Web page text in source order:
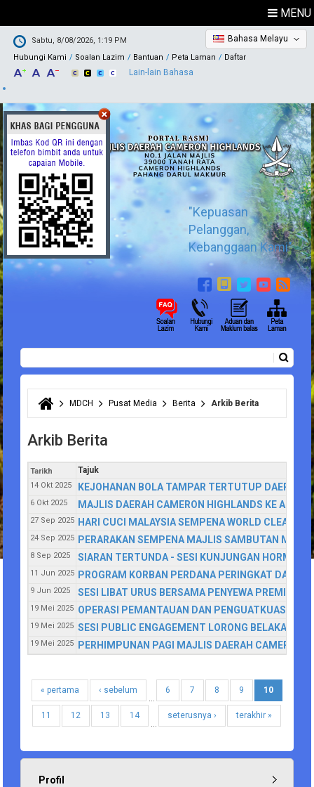
MENU
Sabtu, 8/08/2026, 1:19 PM
Hubungi Kami
Soalan Lazim Bantuan Peta Laman Daftar
Bahasa Melayu
Lain-lain Bahasa
"Kepuasan
Pelanggan,
Kebanggaan Kami"
Borang carian
Anda di sini
MDCH Pusat Media Berita Arkib Berita
Arkib Berita
Tarikh Tajuk
14 Okt 2025 KEJOHANAN BOLA TAMPAR TERTUTUP DAERAH
6 Okt 2025 MAJLIS DAERAH CAMERON HIGHLANDS KE ARAH
27 Sep 2025 HARI CUCI MALAYSIA SEMPENA WORLD CLEANUP
24 Sep 2025 PERARAKAN SEMPENA MAJLIS SAMBUTAN
8 Sep 2025 SIARAN TERTUNDA - SESI KUNJUNGAN HORMAT
11 Jun 2025 PROGRAM KORBAN PERDANA PERINGKAT
9 Jun 2025 SESI LIBAT URUS BERSAMA PENYEWA PREMIS
19 Mei 2025 OPERASI PEMANTAUAN DAN PENGUATKUASAAN
19 Mei 2025 SESI PUBLIC ENGAGEMENT LORONG BELAKANG
19 Mei 2025 PERHIMPUNAN PAGI MAJLIS DAERAH CAMERON
« pertama
‹ sebelum
…
6 7 8 9 10
11 12 13
14
…
seterusnya › terakhir »
Profil